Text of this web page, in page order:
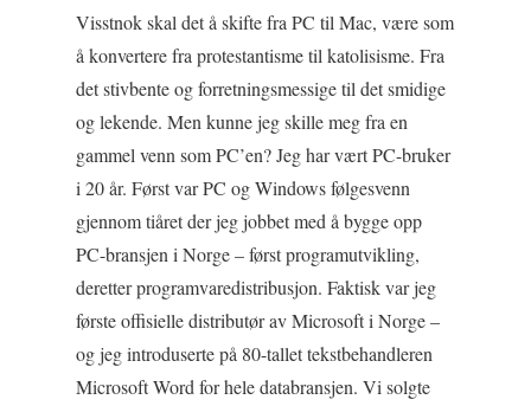
Visstnok skal det å skifte fra PC til Mac, være som
å konvertere fra protestantisme til katolisisme. Fra
det stivbente og forretningsmessige til det smidige
og lekende. Men kunne jeg skille meg fra en
gammel venn som PC’en? Jeg har vært PC-bruker
i 20 år. Først var PC og Windows følgesvenn
gjennom tiåret der jeg jobbet med å bygge opp
PC-bransjen i Norge – først programutvikling,
deretter programvaredistribusjon. Faktisk var jeg
første offisielle distributør av Microsoft i Norge –
og jeg introduserte på 80-tallet tekstbehandleren
Microsoft Word for hele databransjen. Vi solgte